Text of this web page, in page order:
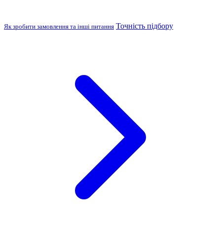
Як зробити замовлення та інші питання Точність підбору